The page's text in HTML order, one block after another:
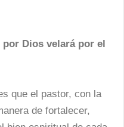
Dios velará por el
que el pastor, con la
de fortalecer,